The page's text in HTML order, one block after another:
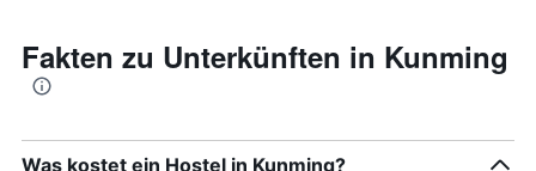
Fakten zu Unterkünften in Kunming
Was kostet ein Hostel in Kunming?